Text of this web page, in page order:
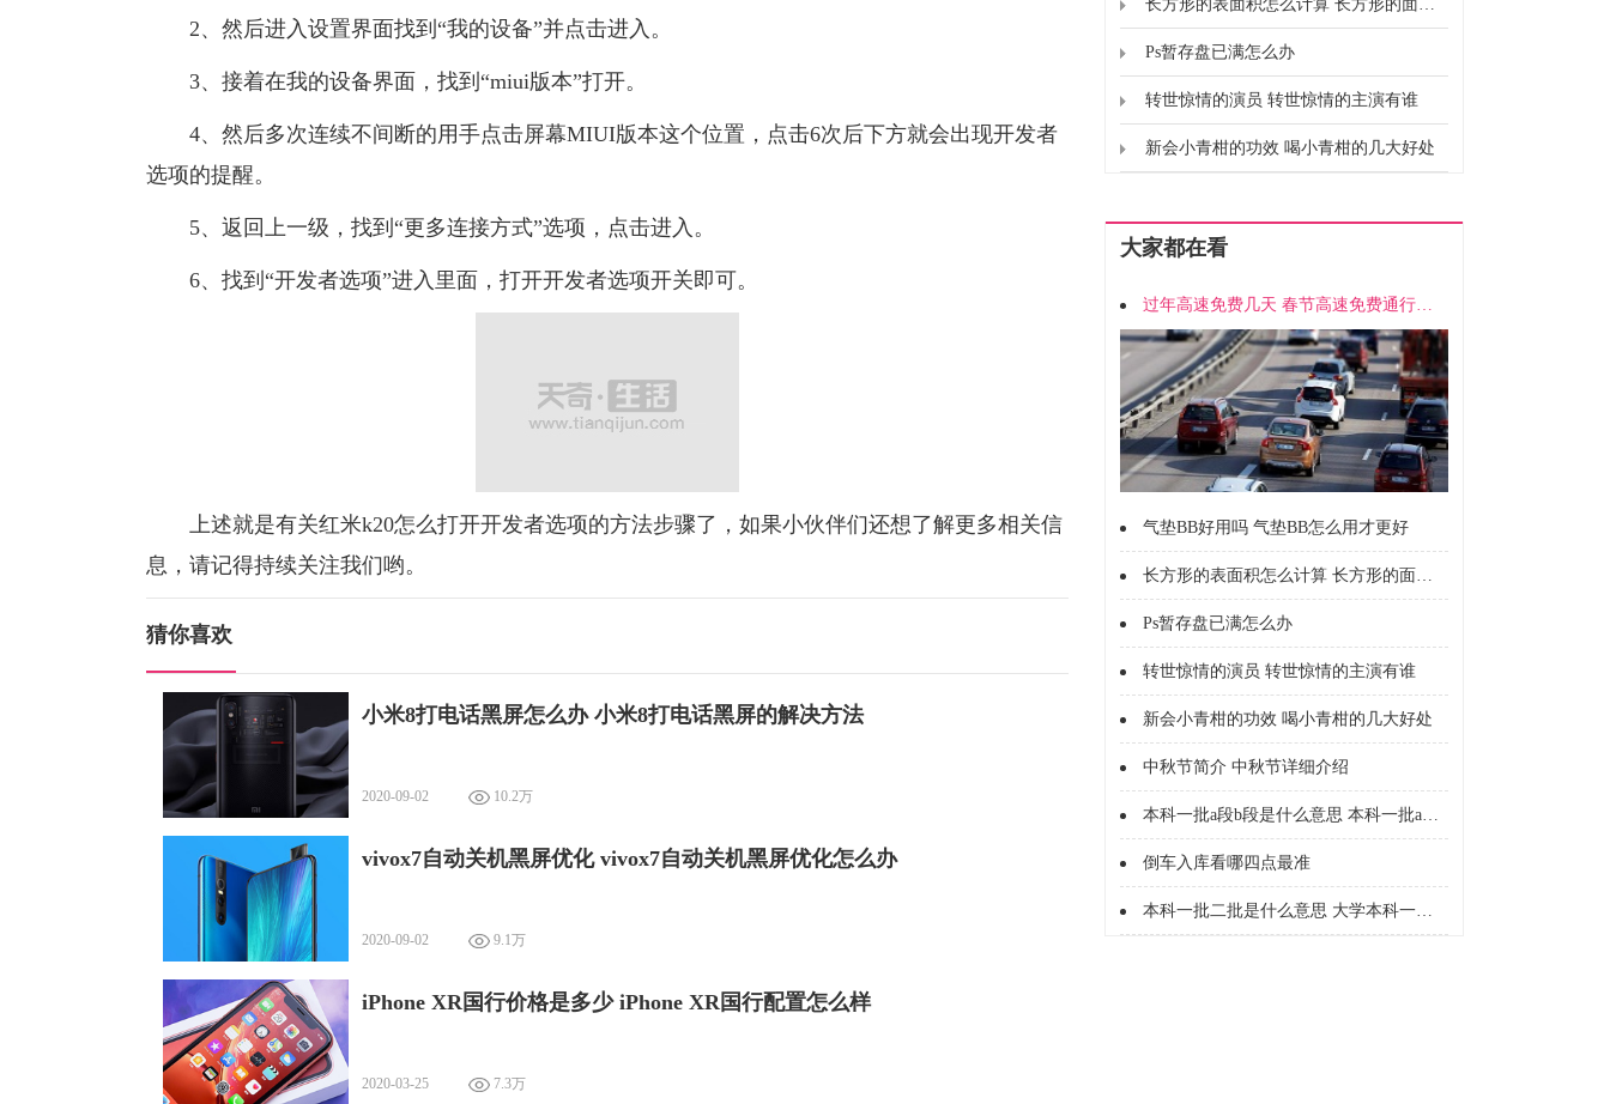
2、然后进入设置界面找到“我的设备”并点击进入。
3、接着在我的设备界面，找到“miui版本”打开。
4、然后多次连续不间断的用手点击屏幕MIUI版本这个位置，点击6次后下方就会出现开发者
选项的提醒。
5、返回上一级，找到“更多连接方式”选项，点击进入。
6、找到“开发者选项”进入里面，打开开发者选项开关即可。
上述就是有关红米k20怎么打开开发者选项的方法步骤了，如果小伙伴们还想了解更多相关信
息，请记得持续关注我们哟。
猜你喜欢
小米8打电话黑屏怎么办 小米8打电话黑屏的解决方法
2020-09-02 10.2万
vivox7自动关机黑屏优化 vivox7自动关机黑屏优化怎么办
2020-09-02 9.1万
iPhone XR国行价格是多少 iPhone XR国行配置怎么样
2020-03-25 7.3万
案》规定，高速免费通行的时间
为春节、清明节、劳动节、国庆
长方形的表面积怎么计算 长方形的面积怎么计算的
Ps暂存盘已满怎么办
转世惊情的演员 转世惊情的主演有谁
新会小青柑的功效 喝小青柑的几大好处
大家都在看
过年高速免费几天 春节高速免费通行时间
气垫BB好用吗 气垫BB怎么用才更好
长方形的表面积怎么计算 长方形的面积怎么计算的
Ps暂存盘已满怎么办
转世惊情的演员 转世惊情的主演有谁
新会小青柑的功效 喝小青柑的几大好处
中秋节简介 中秋节详细介绍
本科一批a段b段是什么意思 本科一批a段b段什么意思
倒车入库看哪四点最准
本科一批二批是什么意思 大学本科一批二批是什么意思